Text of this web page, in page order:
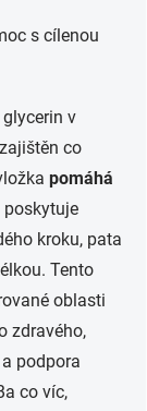
s cílenou
v
co
pomáhá
poskytuje
kroku, pata
Tento
oblasti
zdravého,
podpora
co víc,